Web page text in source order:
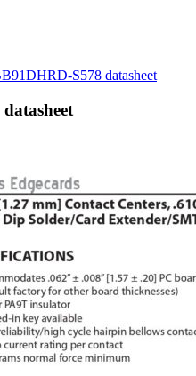
S578 datasheet